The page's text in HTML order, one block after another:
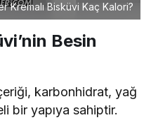
Kremalı Bisküvi Kaç Kalori?
Besin
karbonhidrat, yağ
bir yapıya sahiptir.